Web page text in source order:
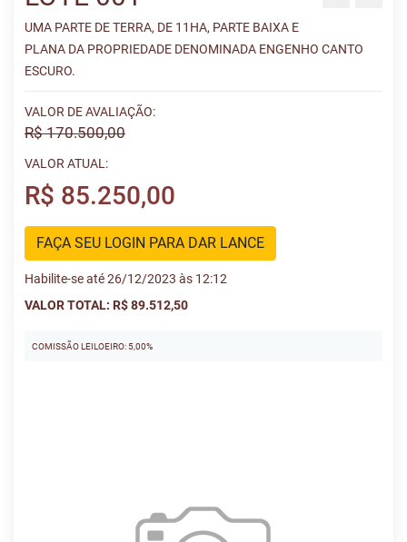
UMA PARTE DE TERRA, DE 11HA, PARTE BAIXA E
PLANA DA PROPRIEDADE DENOMINADA ENGENHO CANTO
ESCURO.
VALOR DE AVALIAÇÃO:
R$ 170.500,00
VALOR ATUAL:
R$ 85.250,00
FAÇA SEU LOGIN PARA DAR LANCE
Habilite-se até 26/12/2023 às 12:12
VALOR TOTAL: R$ 89.512,50
COMISSÃO LEILOEIRO: 5,00%